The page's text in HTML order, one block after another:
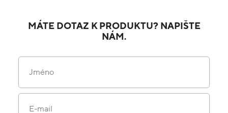
MÁTE DOTAZ K PRODUKTU? NAPIŠTE
NÁM.
Jméno
E-mail